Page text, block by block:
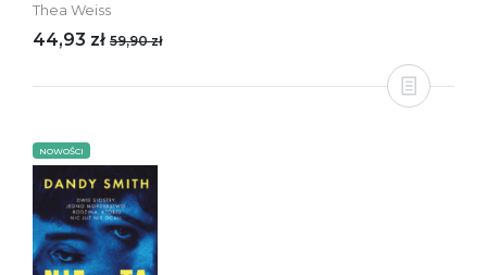
Thea Weiss
44,93 zł 59,90 zł
NOWOŚCI